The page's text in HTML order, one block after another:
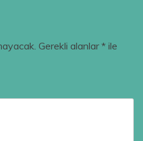
Gerekli alanlar* ile